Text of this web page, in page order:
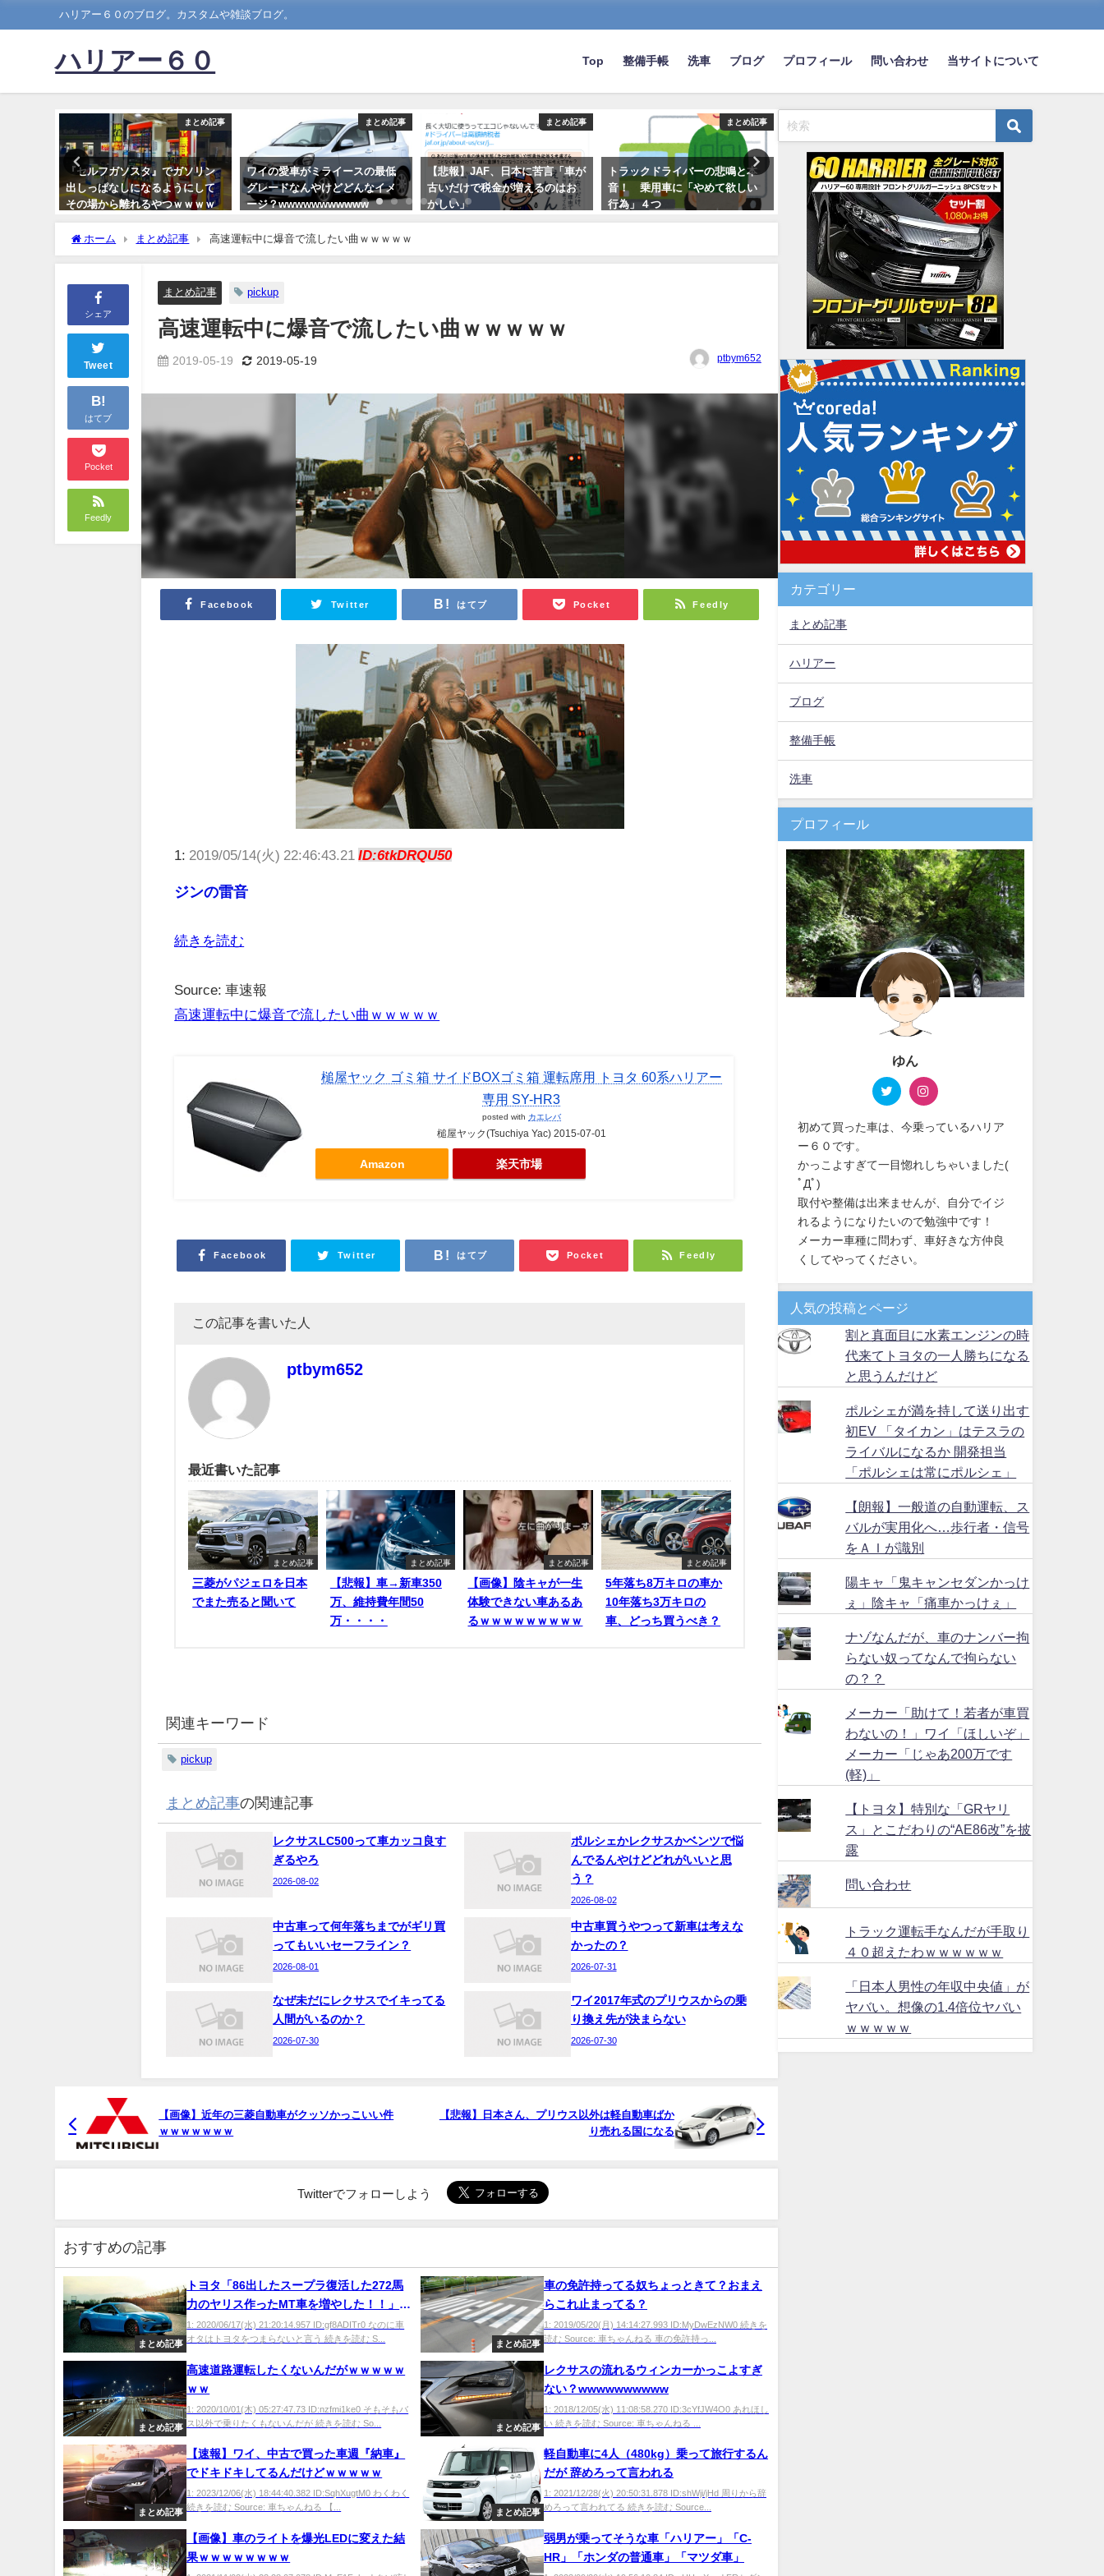
ハリアー６０のブログ。カスタムや雑談ブログ。
ハリアー６０ Top 整備手帳 洗車 ブログ プロフィール 問い合わせ 当サイトについて
まとめ記事
『セルフガソスタ』でガソリン
出しっぱなしになるようにして
その場から離れるやつｗｗｗｗ
ｗ
2024-12-17
まとめ記事
ワイの愛車がミライースの最低
グレードなんやけどどんなイメ
ージ？wwwwwwwwwww
まとめ記事
【悲報】JAF、日本に苦言「車が
古いだけで税金が増えるのはお
かしい」
まとめ記事
トラックドライバーの悲鳴と本
音！ 乗用車に「やめて欲しい
行為」４つ
車の10円傷治すのに見積もり15
万で草
2022-12-22
車のアイドリングストップ
してる奴ｗｗｗｗｗｗｗ
2022-05-30
ホーム まとめ記事 高速運転中に爆音で流したい曲ｗｗｗｗｗ
シェア
Tweet
B!
はてブ
Pocket
Feedly
まとめ記事 pickup
高速運転中に爆音で流したい曲ｗｗｗｗｗ
2019-05-19 2019-05-19 ptbym652
Facebook Twitter はてブ Pocket Feedly
1: 2019/05/14(火) 22:46:43.21ID:6tkDRQU50
ジンの雷音
続きを読む
Source: 車速報
高速運転中に爆音で流したい曲ｗｗｗｗｗ
槌屋ヤック ゴミ箱 サイドBOXゴミ箱 運転席用 トヨタ 60系ハリアー
専用 SY-HR3
posted with カエレバ
槌屋ヤック(Tsuchiya Yac) 2015-07-01
Amazon 楽天市場
Facebook Twitter はてブ Pocket Feedly
この記事を書いた人
ptbym652
最近書いた記事
まとめ記事
三菱がパジェロを日本
でまた売ると聞いて
まとめ記事
【悲報】車→新車350
万、維持費年間50
万・・・・
まとめ記事
【画像】陰キャが一生
体験できない車あるあ
るｗｗｗｗｗｗｗｗｗ
まとめ記事
5年落ち8万キロの車か
10年落ち3万キロの
車、どっち買うべき？
関連キーワード
pickup
まとめ記事の関連記事
レクサスLC500って車カッコ良す
ぎるやろ
2026-08-02
ポルシェかレクサスかベンツで悩
んでるんやけどどれがいいと思
う？
2026-08-02
中古車って何年落ちまでがギリ買
ってもいいセーフライン？
2026-08-01
中古車買うやつって新車は考えな
かったの？
2026-07-31
なぜ未だにレクサスでイキってる
人間がいるのか？
2026-07-30
ワイ2017年式のプリウスからの乗
り換え先が決まらない
2026-07-30
【画像】近年の三菱自動車がクッソかっこいい件
ｗｗｗｗｗｗｗ
【悲報】日本さん、プリウス以外は軽自動車ばか
り売れる国になる
Twitterでフォローしよう
おすすめの記事
まとめ記事
トヨタ「86出したスープラ復活した272馬
力のヤリス作ったMT車を増やした！！」←
コレwwwwwwwwwwww
1: 2020/06/17(水) 21:20:14.957 ID:gf8ADITr0 なのに車
オタはトヨタをつまらないと言う 続きを読む S...
まとめ記事
車の免許持ってる奴ちょっときて？おまえ
らこれ止まってる？
1: 2019/05/20(月) 14:14:27.993 ID:MyDwEzNW0 続きを
読む Source: 車ちゃんねる 車の免許持っ...
まとめ記事
高速道路運転したくないんだがｗｗｗｗｗ
ｗｗ
1: 2020/10/01(木) 05:27:47.73 ID:nzfmi1ke0 そもそもバ
ス以外で乗りたくもないんだが 続きを読む So...
まとめ記事
レクサスの流れるウィンカーかっこよすぎ
ない？wwwwwwwwww
1: 2018/12/05(水) 11:08:58.270 ID:3cYfJW4O0 あれほし
い 続きを読む Source: 車ちゃんねる ...
まとめ記事
【速報】ワイ、中古で買った車週『納車』
でドキドキしてるんだけどｗｗｗｗｗ
1: 2023/12/06(水) 18:44:40.382 ID:SqhXugtM0 わくわく
続きを読む Source: 車ちゃんねる 【...
まとめ記事
軽自動車に4人（480kg）乗って旅行するん
だが 辞めろって言われる
1: 2021/12/28(火) 20:50:31.878 ID:shWji/jHd 周りから辞
めろって言われてる 続きを読む Source...
【画像】車のライトを爆光LEDに変えた結
果ｗｗｗｗｗｗｗｗ
弱男が乗ってそうな車「ハリアー」「C-
HR」「ホンダの普通車」「マツダ車」
カテゴリー
まとめ記事
ハリアー
ブログ
整備手帳
洗車
プロフィール
ゆん
初めて買った車は、今乗っているハリア
ー６０です。
かっこよすぎて一目惚れしちゃいました(
ﾟДﾟ)
取付や整備は出来ませんが、自分でイジ
れるようになりたいので勉強中です！
メーカー車種に問わず、車好きな方仲良
くしてやってください。
人気の投稿とページ
割と真面目に水素エンジンの時
代来てトヨタの一人勝ちになる
と思うんだけど
ポルシェが満を持して送り出す
初EV 「タイカン」はテスラの
ライバルになるか 開発担当
「ポルシェは常にポルシェ」
【朗報】一般道の自動運転、ス
バルが実用化へ…歩行者・信号
をＡＩが識別
陽キャ「鬼キャンセダンかっけ
ぇ」陰キャ「痛車かっけぇ」
ナゾなんだが、車のナンバー拘
らない奴ってなんで拘らない
の？？
メーカー「助けて！若者が車買
わないの！」ワイ「ほしいぞ」
メーカー「じゃあ200万です
(軽)」
【トヨタ】特別な「GRヤリ
ス」とこだわりの“AE86改”を披
露
問い合わせ
トラック運転手なんだが手取り
４０超えたわｗｗｗｗｗｗ
「日本人男性の年収中央値」が
ヤバい。想像の1.4倍位ヤバい
ｗｗｗｗｗ